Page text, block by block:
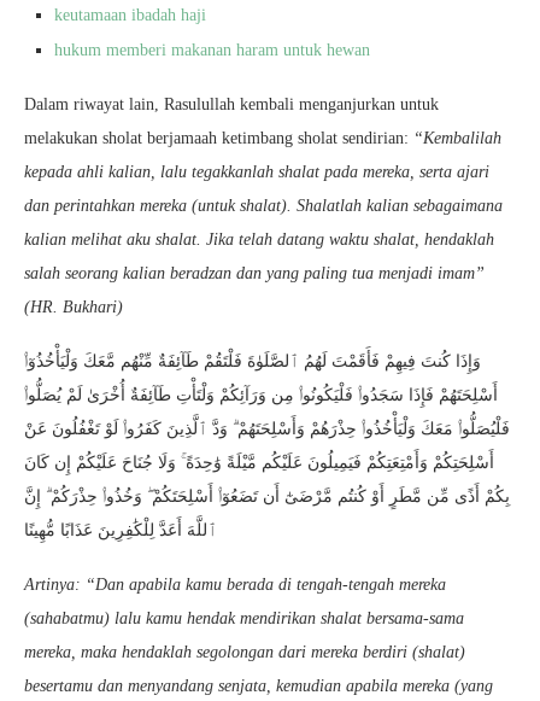
keutamaan ibadah haji
hukum memberi makanan haram untuk hewan
Dalam riwayat lain, Rasulullah kembali menganjurkan untuk
melakukan sholat berjamaah ketimbang sholat sendirian: “Kembalilah
kepada ahli kalian, lalu tegakkanlah shalat pada mereka, serta ajari
dan perintahkan mereka (untuk shalat). Shalatlah kalian sebagaimana
kalian melihat aku shalat. Jika telah datang waktu shalat, hendaklah
salah seorang kalian beradzan dan yang paling tua menjadi imam”
(HR. Bukhari)
وَإِذَا كُنتَ فِيهِمْ فَأَقَمْتَ لَهُمُ ٱلصَّلَوٰةَ فَلْتَقُمْ طَآئِفَةٌ مِّنْهُم مَّعَكَ وَلْيَأْخُذُوٓا۟
أَسْلِحَتَهُمْ فَإِذَا سَجَدُوا۟ فَلْيَكُونُوا۟ مِن وَرَآئِكُمْ وَلْتَأْتِ طَآئِفَةٌ أُخْرَىٰ لَمْ يُصَلُّوا۟
فَلْيُصَلُّوا۟ مَعَكَ وَلْيَأْخُذُوا۟ حِذْرَهُمْ وَأَسْلِحَتَهُمْ ۗ وَدَّ ٱلَّذِينَ كَفَرُوا۟ لَوْ تَغْفُلُونَ عَنْ
أَسْلِحَتِكُمْ وَأَمْتِعَتِكُمْ فَيَمِيلُونَ عَلَيْكُم مَّيْلَةً وَٰحِدَةً ۚ وَلَا جُنَاحَ عَلَيْكُمْ إِن كَانَ
بِكُمْ أَذًى مِّن مَّطَرٍ أَوْ كُنتُم مَّرْضَىٰٓ أَن تَضَعُوٓا۟ أَسْلِحَتَكُمْ ۖ وَخُذُوا۟ حِذْرَكُمْ ۗ إِنَّ
ٱللَّهَ أَعَدَّ لِلْكَٰفِرِينَ عَذَابًا مُّهِينًا
Artinya: “Dan apabila kamu berada di tengah-tengah mereka
(sahabatmu) lalu kamu hendak mendirikan shalat bersama-sama
mereka, maka hendaklah segolongan dari mereka berdiri (shalat)
besertamu dan menyandang senjata, kemudian apabila mereka (yang